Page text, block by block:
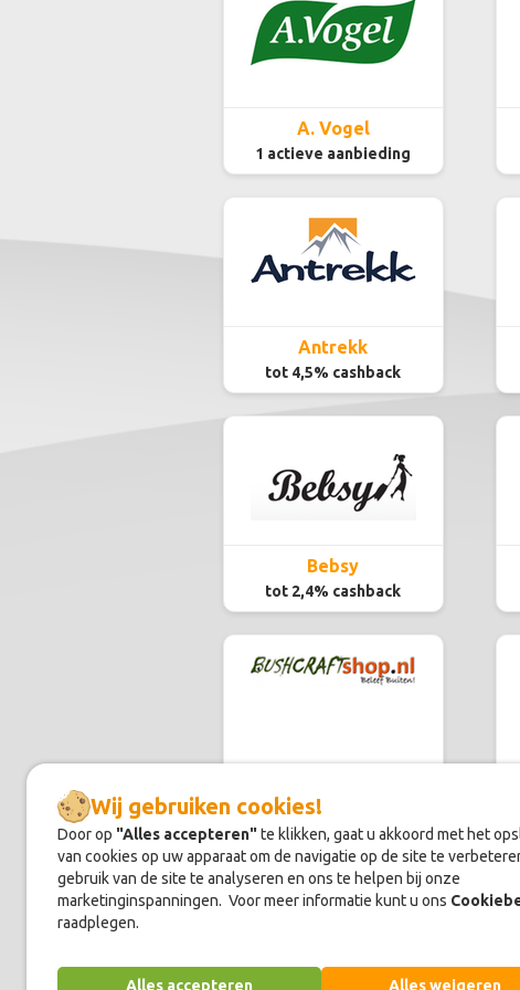
Wij gebruiken cookies!
Door op "Alles accepteren"te klikken, gaat u akkoord met het
van cookies op uw apparaat om de navigatie op de site te
gebruik van de site te analyseren en ons te helpen bij onze
marketinginspanningen. Voor meer informatie kunt u ons
raadplegen.
Alles accepteren Alles weigeren
A. Vogel
1 actieve aanbieding
Antrekk
tot 4,5% cashback
Bebsy
tot 2,4% cashback
tot 2,4% cashback